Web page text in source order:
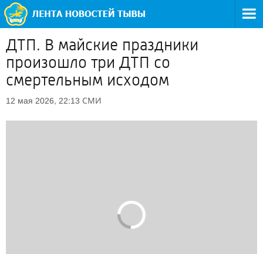
ДТП. В майские праздники
произошло три ДТП со
смертельным исходом
12 мая 2026, 22:13 СМИ